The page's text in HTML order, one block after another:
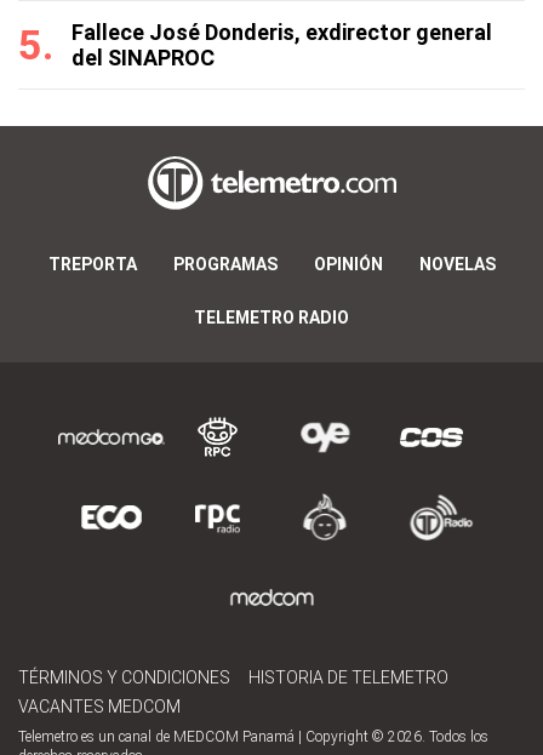
Fallece José Donderis, exdirector general
del SINAPROC
TREPORTA PROGRAMAS OPINIÓN NOVELAS
TELEMETRO RADIO
TÉRMINOS Y CONDICIONES
HISTORIA DE TELEMETRO
VACANTES MEDCOM
Telemetro es un canal de MEDCOM Panamá | Copyright © 2026. Todos los